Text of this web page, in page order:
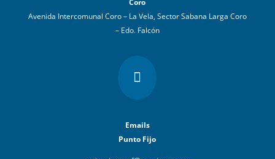
Coro
Avenida Intercomunal Coro – La Vela, Sector Sabana Larga Coro
– Edo. Falcón

Emails
Punto Fijo